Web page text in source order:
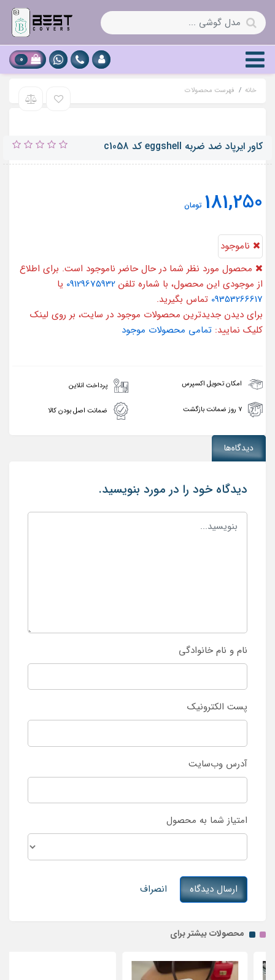
0
خانه فهرست محصولات
کاور ایرپاد ضد ضربه eggshell کد c1058
181,250 تومان
ناموجود
محصول مورد نظر شما در حال حاضر ناموجود است. برای اطلاع
از موجودی این محصول، با شماره تلفن 09129675932 یا
09353266617 تماس بگیرید.
برای دیدن جدیدترین محصولات موجود در سایت، بر روی لینک
کلیک نمایید: تمامی محصولات موجود
امکان تحویل اکسپرس پرداخت انلاین
۷ روز ضمانت بازگشت ضمانت اصل بودن کالا
دیدگاه‌ها
دیدگاه خود را در مورد بنویسید.
نام و نام خانوادگی
پست الکترونیک
آدرس وب‌سایت
امتیاز شما به محصول
ارسال دیدگاه انصراف
محصولات بیشتر برای